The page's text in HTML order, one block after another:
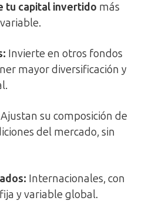
tu capital invertido más
Invierte en otros fondos
mayor diversificación y
Ajustan su composición de
del mercado, sin
Internacionales, con
y variable global.